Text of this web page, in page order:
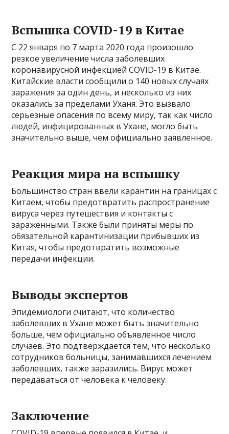
Вспышка COVID-19 в Китае
С 22 января по 7 марта 2020 года произошло
резкое увеличение числа заболевших
коронавирусной инфекцией COVID-19 в Китае.
Китайские власти сообщили о 140 новых случаях
заражения за один день, и несколько из них
оказались за пределами Уханя. Это вызвало
серьезные опасения по всему миру, так как число
людей, инфицированных в Ухане, могло быть
значительно выше, чем официально заявленное.
Реакция мира на вспышку
Большинство стран ввели карантин на границах с
Китаем, чтобы предотвратить распространение
вируса через путешествия и контакты с
зараженными. Также были приняты меры по
обязательной карантинизации прибывших из
Китая, чтобы предотвратить возможные
передачи инфекции.
Выводы экспертов
Эпидемиологи считают, что количество
заболевших в Ухане может быть значительно
больше, чем официально объявленное число
случаев. Это подтверждается тем, что несколько
сотрудников больницы, занимавшихся лечением
заболевших, также заразились. Вирус может
передаваться от человека к человеку.
Заключение